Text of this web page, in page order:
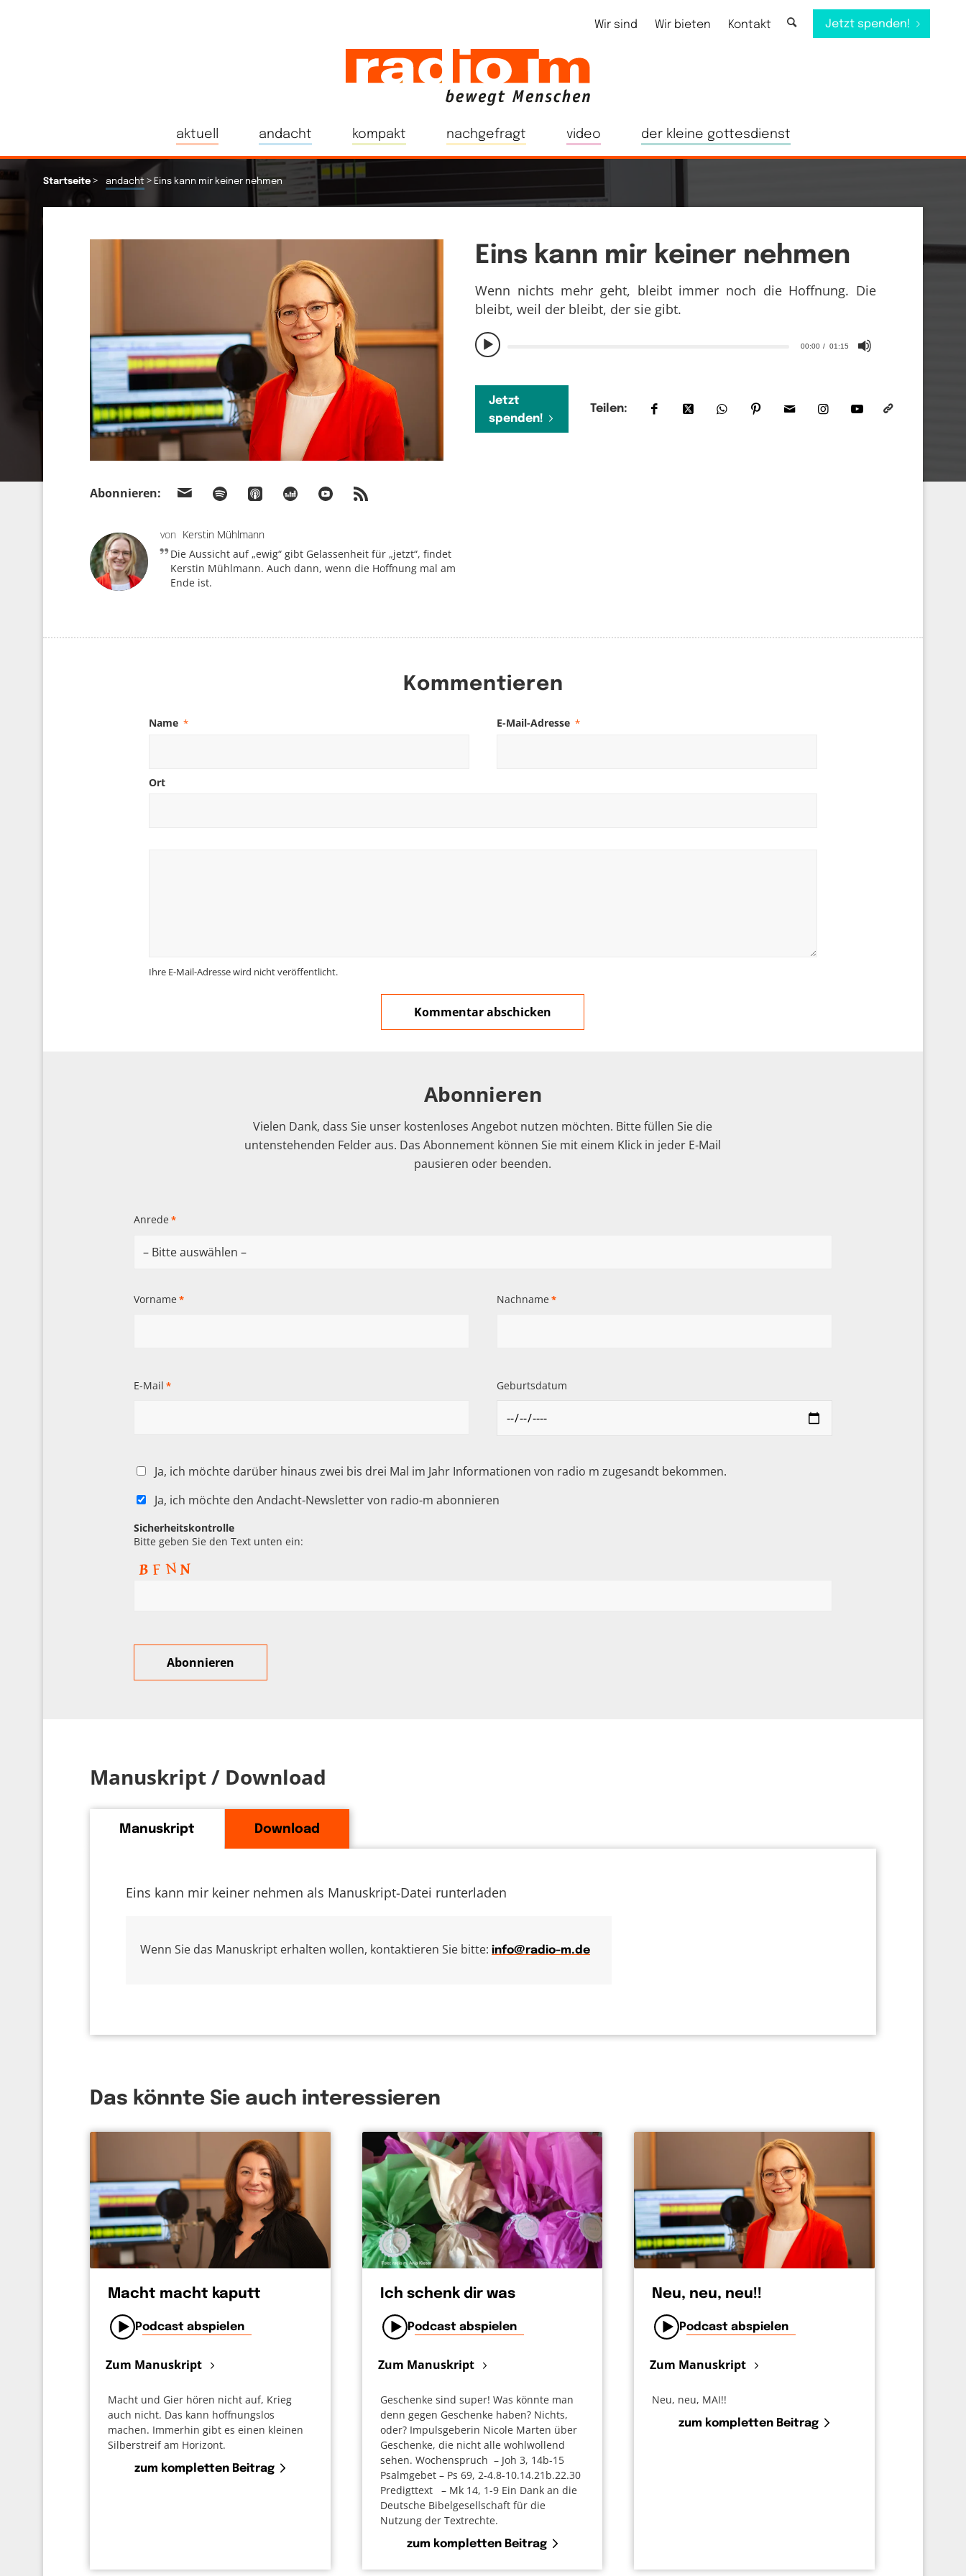
Wir sind Wir bieten Kontakt Jetzt spenden!
aktuell andacht kompakt nachgefragt video der kleine gottesdienst
Startseite > andacht > Eins kann mir keiner nehmen
Abonnieren:
Eins kann mir keiner nehmen
00:00 01:15
Wenn nichts mehr geht, bleibt immer noch die Hoffnung. Die
bleibt, weil der bleibt, der sie gibt.
Jetzt
spenden!
Teilen:
von Kerstin Mühlmann
Die Aussicht auf „ewig“ gibt Gelassenheit für „jetzt“, findet
Kerstin Mühlmann. Auch dann, wenn die Hoffnung mal am
Ende ist.
Kommentieren
Name * E-Mail-Adresse *
Ort
Ihre E-Mail-Adresse wird nicht veröffentlicht.
Abonnieren
Vielen Dank, dass Sie unser kostenloses Angebot nutzen möchten. Bitte füllen Sie die
untenstehenden Felder aus. Das Abonnement können Sie mit einem Klick in jeder E-Mail
pausieren oder beenden.
Anrede *
Vorname * Nachname *
E-Mail * Geburtsdatum
Ja, ich möchte darüber hinaus zwei bis drei Mal im Jahr Informationen von radio m zugesandt bekommen.
Ja, ich möchte den Andacht-Newsletter von radio-m abonnieren
Sicherheitskontrolle
Bitte geben Sie den Text unten ein:
Manuskript / Download
Manuskript Download
Eins kann mir keiner nehmen als Manuskript-Datei runterladen
Wenn Sie das Manuskript erhalten wollen, kontaktieren Sie bitte: info@radio-m.de
Das könnte Sie auch interessieren
Macht macht kaputt
Podcast abspielen
Zum Manuskript
Macht und Gier hören nicht auf, Krieg
auch nicht. Das kann hoffnungslos
machen. Immerhin gibt es einen kleinen
Silberstreif am Horizont.
zum kompletten Beitrag
Ich schenk dir was
Podcast abspielen
Zum Manuskript
Geschenke sind super! Was könnte man
denn gegen Geschenke haben? Nichts,
oder? Impulsgeberin Nicole Marten über
Geschenke, die nicht alle wohlwollend
sehen. Wochenspruch – Joh 3, 14b-15
Psalmgebet – Ps 69, 2-4.8-10.14.21b.22.30
Predigttext – Mk 14, 1-9 Ein Dank an die
Deutsche Bibelgesellschaft für die
Nutzung der Textrechte.
zum kompletten Beitrag
Neu, neu, neu!!
Podcast abspielen
Zum Manuskript
Neu, neu, MAI!!
zum kompletten Beitrag